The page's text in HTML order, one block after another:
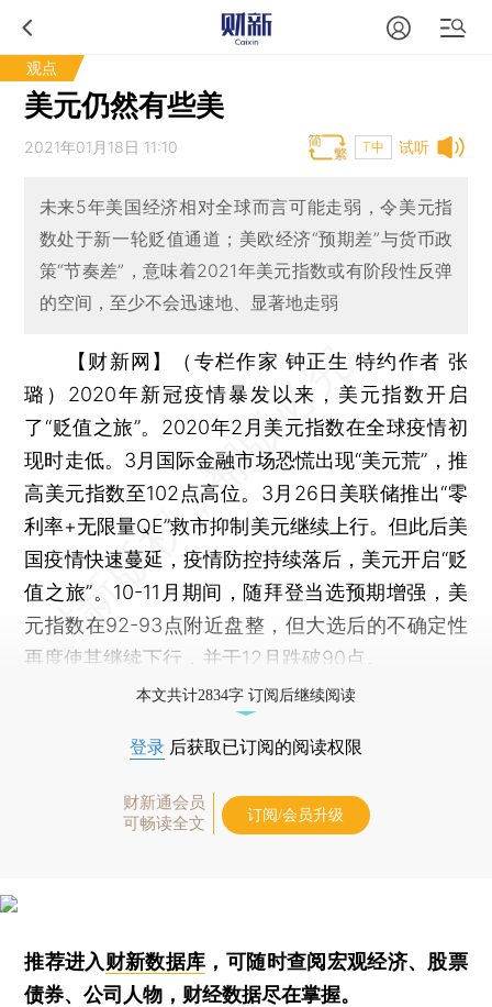
观点
美元仍然有些美
试听
2021年01月18日 11:10 T中
未来5年美国经济相对全球而言可能走弱，令美元指
数处于新一轮贬值通道；美欧经济“预期差”与货币政
策“节奏差”，意味着2021年美元指数或有阶段性反弹
的空间，至少不会迅速地、显著地走弱
【财新网】（专栏作家 钟正生 特约作者 张
璐） 2020年新冠疫情暴发以来，美元指数开启
了“贬值之旅”。2020年2月美元指数在全球疫情初
现时走低。3月国际金融市场恐慌出现“美元荒”，推
高美元指数至102点高位。3月26日美联储推出“零
利率+无限量QE”救市抑制美元继续上行。但此后美
国疫情快速蔓延，疫情防控持续落后，美元开启“贬
值之旅”。10-11月期间，随拜登当选预期增强，美
元指数在92-93点附近盘整，但大选后的不确定性
再度使其继续下行，并于12月跌破90点。
本文共计2834字 订阅后继续阅读
登录 后获取已订阅的阅读权限
财新通会员
可畅读全文
订阅/会员升级
推荐进入财新数据库 ，可随时查阅宏观经济、股票
债券、公司人物，财经数据尽在掌握。